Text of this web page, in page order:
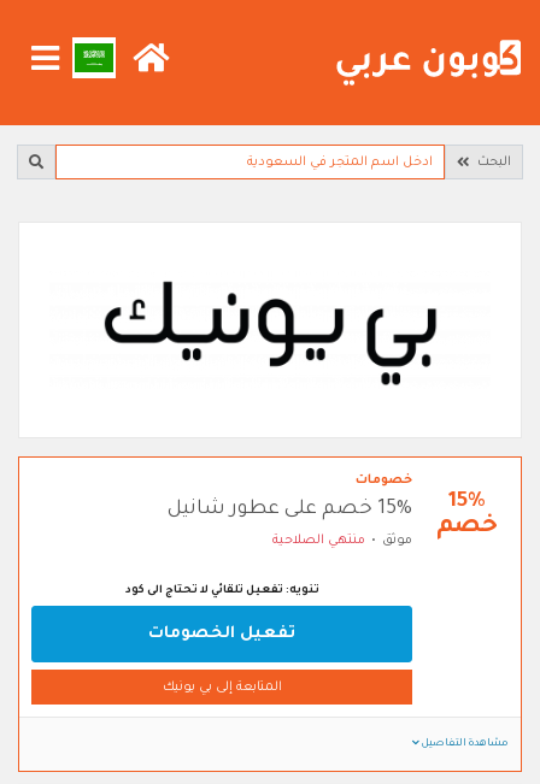
البحث
15%
خصم
خصومات
15% خصم على عطور شانيل
موثق منتهي الصلاحية
تنويه: تفعيل تلقائي لا تحتاج الى كود
تفعيل الخصومات
المتابعة إلى بي يونيك
مشاهدة التفاصيل